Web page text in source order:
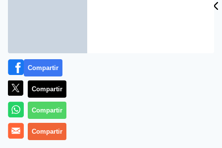
Más información
Compartir
Compartir
Compartir
Compartir